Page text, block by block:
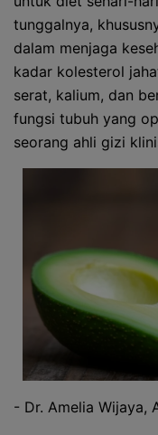
tunggalnya,
dalam menjaga
kadar kolesterol
serat, kalium, dan
fungsi tubuh yang
seorang ahli gizi
- Dr. Amelia Wijaya,